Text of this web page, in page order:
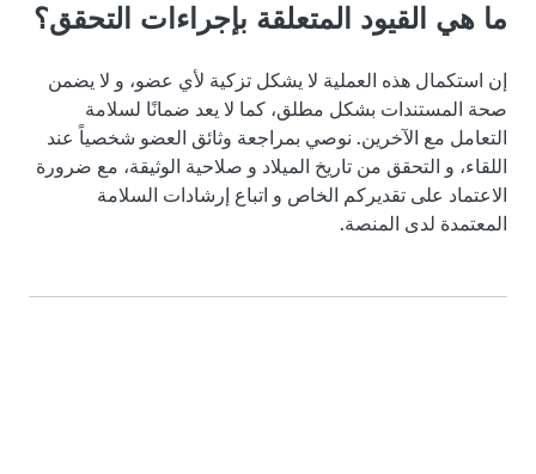
ما هي القيود المتعلقة بإجراءات التحقق؟
إن استكمال هذه العملية لا يشكل تزكية لأي عضو، و لا يضمن
صحة المستندات بشكل مطلق، كما لا يعد ضمانًا لسلامة
التعامل مع الآخرين. نوصي بمراجعة وثائق العضو شخصياً عند
اللقاء، و التحقق من تاريخ الميلاد و صلاحية الوثيقة، مع ضرورة
الاعتماد على تقديركم الخاص و اتباع إرشادات السلامة
المعتمدة لدى المنصة.